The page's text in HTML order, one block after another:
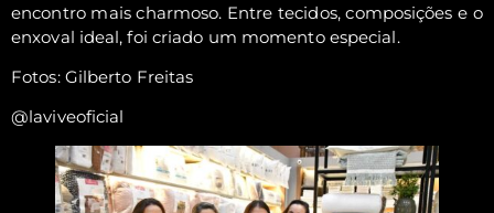
encontro mais charmoso. Entre tecidos, composições e o
enxoval ideal, foi criado um momento especial.
Fotos: Gilberto Freitas
@laviveoficial